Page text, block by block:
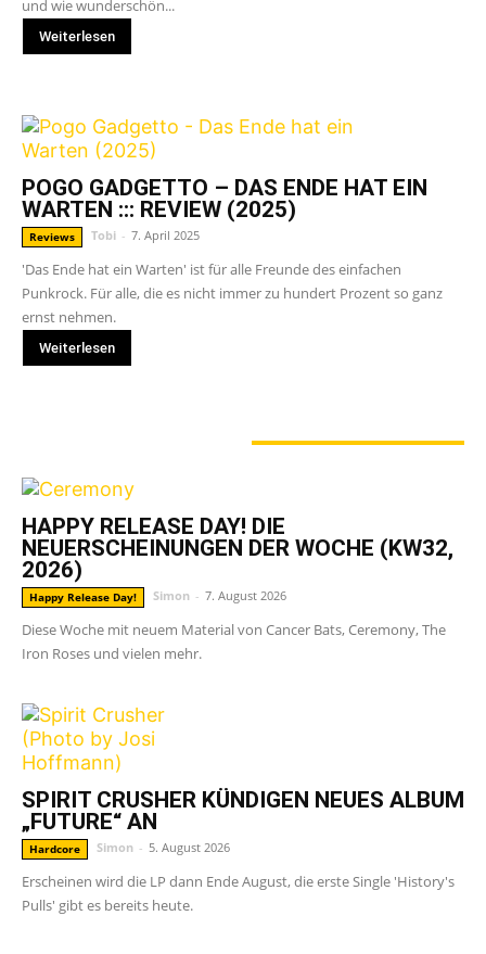
und wie wunderschön...
Weiterlesen
POGO GADGETTO – DAS ENDE HAT EIN
WARTEN ::: REVIEW (2025)
Reviews Tobi - 7. April 2025
'Das Ende hat ein Warten' ist für alle Freunde des einfachen
Punkrock. Für alle, die es nicht immer zu hundert Prozent so ganz
ernst nehmen.
Weiterlesen
HAPPY RELEASE DAY! DIE
NEUERSCHEINUNGEN DER WOCHE (KW32,
2026)
Happy Release Day! Simon - 7. August 2026
Diese Woche mit neuem Material von Cancer Bats, Ceremony, The
Iron Roses und vielen mehr.
SPIRIT CRUSHER KÜNDIGEN NEUES ALBUM
„FUTURE“ AN
Hardcore Simon - 5. August 2026
Erscheinen wird die LP dann Ende August, die erste Single 'History's
Pulls' gibt es bereits heute.